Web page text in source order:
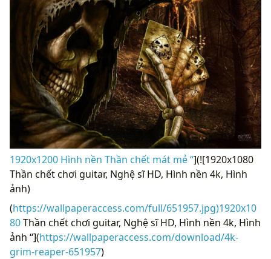
1920x1200 Hình nền Thần chết mát mẻ “](![1920x1080
Thần chết chơi guitar, Nghệ sĩ HD, Hình nền 4k, Hình
ảnh)
(https://wallpaperaccess.com/full/651957.jpg)1920x10
80Thần chết chơi guitar, Nghệ sĩ HD, Hình nền 4k, Hình
ảnh “](https://wallpaperaccess.com/download/4k-
grim-reaper-651957)